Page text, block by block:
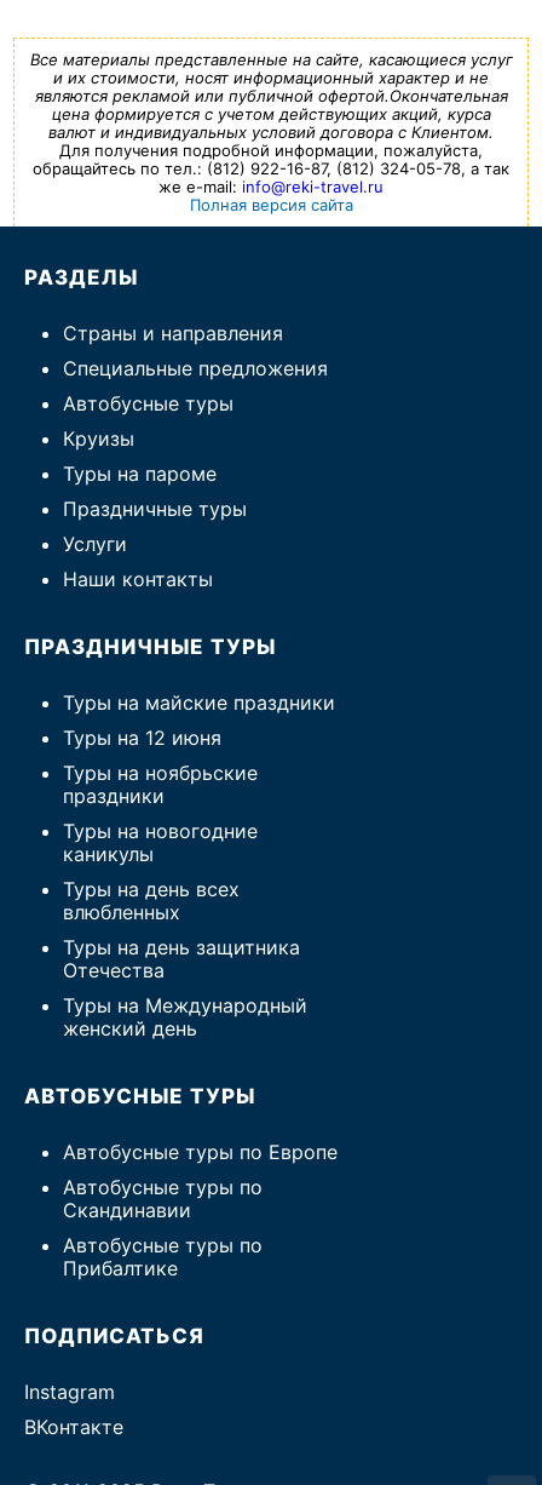
Все материалы представленные на сайте, касающиеся услуг
и их стоимости, носят информационный характер и не
являются рекламой или публичной офертой.Окончательная
цена формируется с учетом действующих акций, курса
валют и индивидуальных условий договора с Клиентом.
Для получения подробной информации, пожалуйста,
обращайтесь по тел.: (812) 922-16-87, (812) 324-05-78, а так
же e-mail: info@reki-travel.ru
Полная версия сайта
РАЗДЕЛЫ
Страны и направления
Специальные предложения
Автобусные туры
Круизы
Туры на пароме
Праздничные туры
Услуги
Наши контакты
ПРАЗДНИЧНЫЕ ТУРЫ
Туры на майские праздники
Туры на 12 июня
Туры на ноябрьские
праздники
Туры на новогодние
каникулы
Туры на день всех
влюбленных
Туры на день защитника
Отечества
Туры на Международный
женский день
АВТОБУСНЫЕ ТУРЫ
Автобусные туры по Европе
Автобусные туры по
Скандинавии
Автобусные туры по
Прибалтике
ПОДПИСАТЬСЯ
Instagram
ВКонтакте